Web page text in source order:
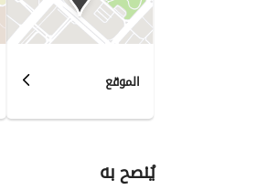
الموقع
يُنصح به